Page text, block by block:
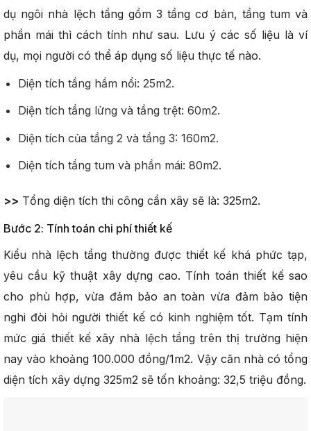
dụ ngôi nhà lệch tầng gồm 3 tầng cơ bản, tầng tum và
phần mái thì cách tính như sau. Lưu ý các số liệu là ví
dụ, mọi người có thể áp dụng số liệu thực tế nào.
Diện tích tầng hầm nổi: 25m2.
Diện tích tầng lửng và tầng trệt: 60m2.
Diện tích của tầng 2 và tầng 3: 160m2.
Diện tích tầng tum và phần mái: 80m2.
>> Tổng diện tích thi công cần xây sẽ là: 325m2.
Bước 2: Tính toán chi phí thiết kế
Kiểu nhà lệch tầng thường được thiết kế khá phức tạp,
yêu cầu kỹ thuật xây dựng cao. Tính toán thiết kế sao
cho phù hợp, vừa đảm bảo an toàn vừa đảm bảo tiện
nghi đòi hỏi người thiết kế có kinh nghiệm tốt. Tạm tính
mức giá thiết kế xây nhà lệch tầng trên thị trường hiện
nay vào khoảng 100.000 đồng/1m2. Vậy căn nhà có tổng
diện tích xây dựng 325m2 sẽ tốn khoảng: 32,5 triệu đồng.